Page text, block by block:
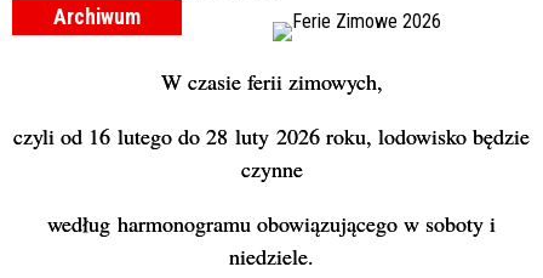
Archiwum
Wczasie ferii zimowych,
czyli od 16 lutego do 28 luty 2026 roku, lodowisko będzie
czynne
według harmonogramu obowiązującego w soboty i
niedziele.